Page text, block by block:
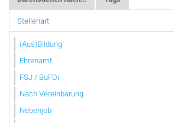
Stellenart
(Aus)Bildung
Ehrenamt
FSJ / BuFDi
Nach Vereinbarung
Nebenjob